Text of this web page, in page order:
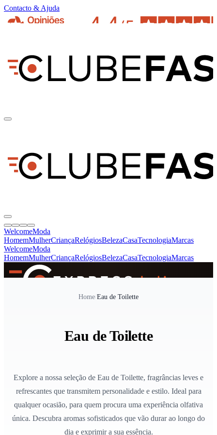
Contacto & Ajuda
WelcomeModa
HomemMulherCriançaRelógiosBelezaCasaTecnologiaMarcas
WelcomeModa
HomemMulherCriançaRelógiosBelezaCasaTecnologiaMarcas
Home/Eau de Toilette
Eau de Toilette
Explore a nossa seleção de Eau de Toilette, fragrâncias leves e
refrescantes que transmitem personalidade e estilo. Ideal para
qualquer ocasião, para quem procura uma experiência olfativa
única. Descubra aromas sofisticados que vão durar ao longo do
dia e exprimir a sua essência.